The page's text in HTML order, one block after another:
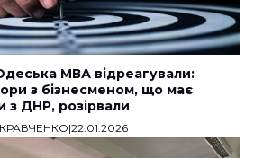
МВА відреагували:
з бізнесменом, що має
з ДНР, розірвали
|22.01.2026